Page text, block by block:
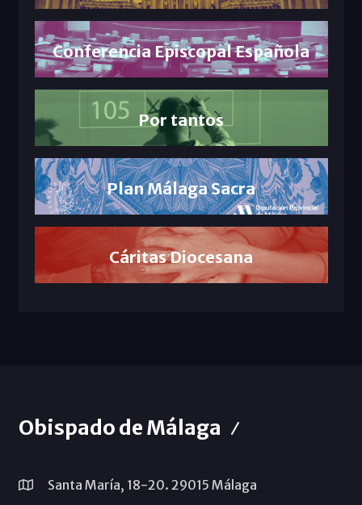
Conferencia Episcopal Española
Por tantos
Plan Málaga Sacra
Cáritas Diocesana
Obispado de Málaga
Santa María, 18-20. 29015 Málaga